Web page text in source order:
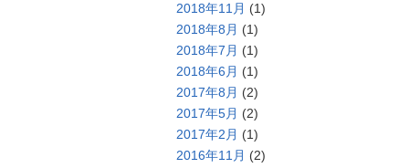
2018年11月 (1)
2018年8月 (1)
2018年7月 (1)
2018年6月 (1)
2017年8月 (2)
2017年5月 (2)
2017年2月 (1)
2016年11月 (2)